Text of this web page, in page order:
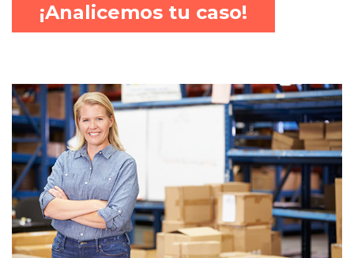
¡Analicemos tu caso!